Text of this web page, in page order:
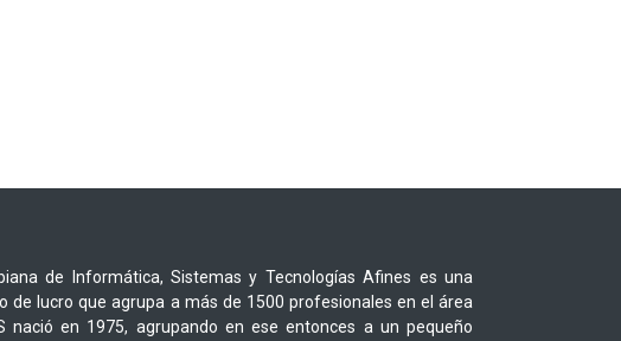
de Informática, Sistemas y Tecnologías Afines es una
de lucro que agrupa a más de 1500 profesionales en el área
nació en 1975, agrupando en ese entonces a un pequeño